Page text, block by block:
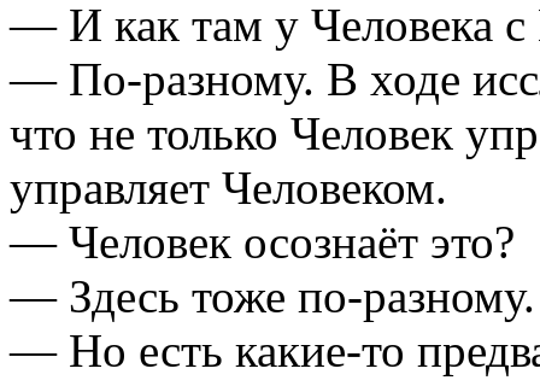
— И как там у Человека с
— По-разному. В ходе
что не только Человек
управляет Человеком.
— Человек осознаёт это?
— Здесь тоже по-
— Но есть какие-то